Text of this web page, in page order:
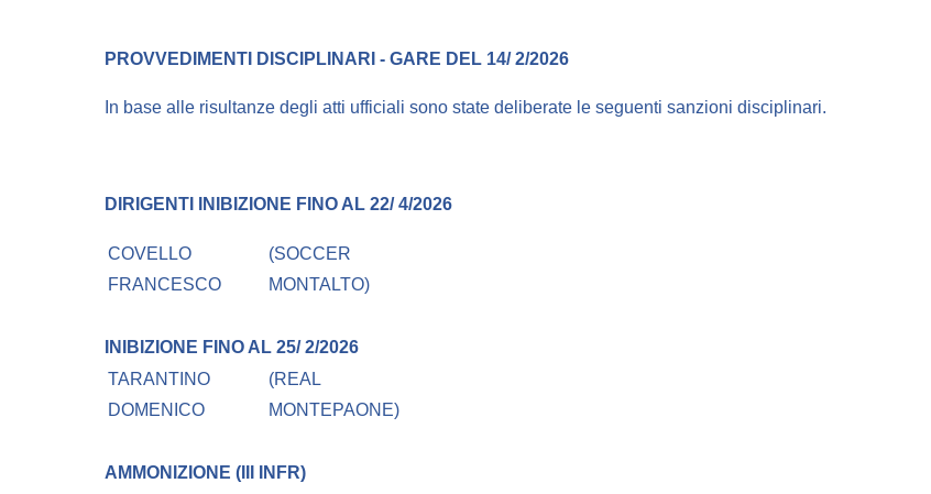
PROVVEDIMENTI DISCIPLINARI - GARE DEL 14/ 2/2026
In base alle risultanze degli atti ufficiali sono state deliberate le seguenti sanzioni disciplinari.
DIRIGENTI INIBIZIONE FINO AL 22/ 4/2026
COVELLO
FRANCESCO
(SOCCER
MONTALTO)
INIBIZIONE FINO AL 25/ 2/2026
TARANTINO
DOMENICO
(REAL
MONTEPAONE)
AMMONIZIONE (III INFR)